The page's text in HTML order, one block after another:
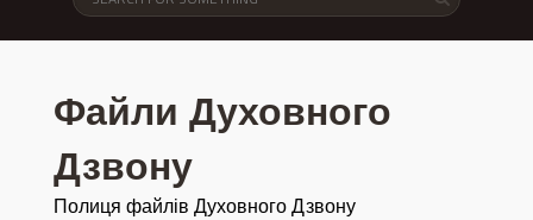
Файли Духовного
Дзвону
Полиця файлів Духовного Дзвону